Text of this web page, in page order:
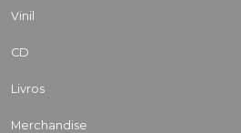
Vinil
CD
Livros
Merchandise